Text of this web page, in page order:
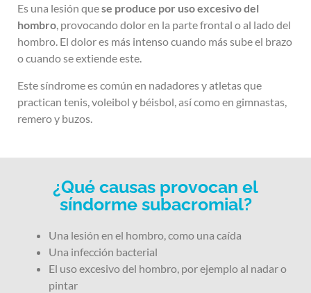
Es una lesión quese produce por uso excesivo del
hombro, provocando dolor en la parte frontal o al lado del
hombro. El dolor es más intenso cuando más sube el brazo
o cuando se extiende este.
Este síndrome es común en nadadores y atletas que
practican tenis, voleibol y béisbol, así como en gimnastas,
remero y buzos.
¿Qué causas provocan el
síndorme subacromial?
Una lesión en el hombro, como una caída
Una infección bacterial
El uso excesivo del hombro, por ejemplo al nadar o
pintar